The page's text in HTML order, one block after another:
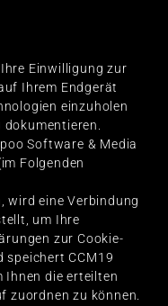
Einwilligung zur
Ihrem Endgerät
einzuholen
Software & Media
Folgenden
wird eine Verbindung
um Ihre
zur Cookie-
speichert CCM19
Ihnen die erteilten
zuordnen zu können.